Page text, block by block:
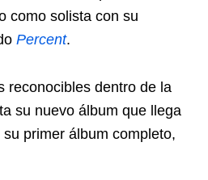
como solista con su
Percent.
reconocibles dentro de la
su nuevo álbum que llega
primer álbum completo,